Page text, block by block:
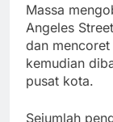
Massa
Angeles
dan
kemudian
pusat kota.
Sejumlah